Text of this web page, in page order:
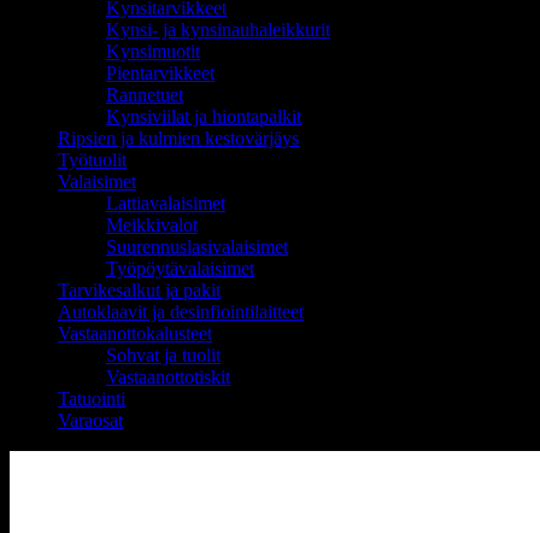
Kynsitarvikkeet
Kynsi- ja kynsinauhaleikkurit
Kynsimuotit
Pientarvikkeet
Rannetuet
Kynsiviilat ja hiontapalkit
Ripsien ja kulmien kestovärjäys
Työtuolit
Valaisimet
Lattiavalaisimet
Meikkivalot
Suurennuslasivalaisimet
Työpöytävalaisimet
Tarvikesalkut ja pakit
Autoklaavit ja desinfiointilaitteet
Vastaanottokalusteet
Sohvat ja tuolit
Vastaanottotiskit
Tatuointi
Varaosat